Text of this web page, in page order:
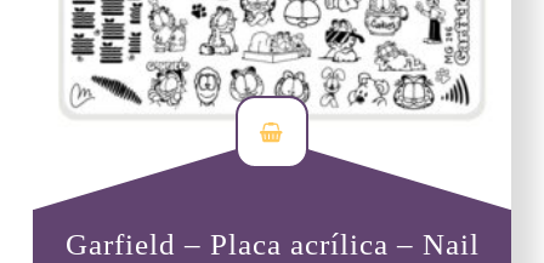
Garfield – Placa acrílica – Nail